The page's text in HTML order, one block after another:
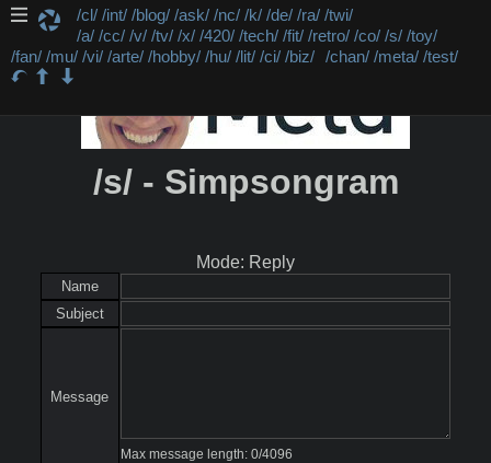
/cl/ /int/ /blog/ /ask/ /nc/ /k/ /de/ /ra/ /twi/
/a/ /cc/ /v/ /tv/ /x/ /420/ /tech/ /fit/ /retro/ /co/ /s/ /toy/
/fan/ /mu/ /vi/ /arte/ /hobby/ /hu/ /lit/ /ci/ /biz/ /chan/ /meta/ /test/
/s/ - Simpsongram
Mode: Reply
Name
Subject
Message
Max message length: 0/4096